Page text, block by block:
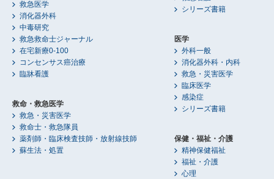
救急医学
消化器外科
中毒研究
救急救命士ジャーナル
在宅新療0-100
コンセンサス癌治療
臨牀看護
救命・救急医学
救急・災害医学
救命士・救急隊員
薬剤師・臨床検査技師・放射線技師
蘇生法・処置
シリーズ書籍
医学
外科一般
消化器外科・内科
救急・災害医学
臨床医学
感染症
シリーズ書籍
保健・福祉・介護
精神保健福祉
福祉・介護
心理